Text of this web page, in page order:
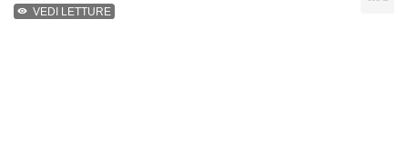
VEDI LETTURE